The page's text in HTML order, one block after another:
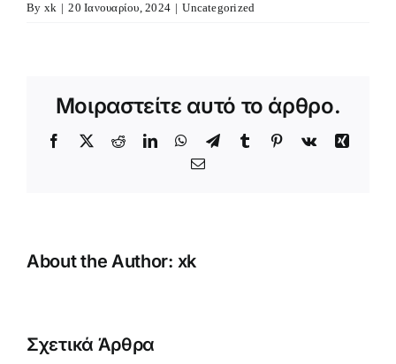
By xk | 20 Ιανουαρίου, 2024 | Uncategorized
Μοιραστείτε αυτό το άρθρο.
Facebook
X RedditLinkedInWhatsApp
TelegramTumblr Pinterest
Vk
Xing
Email
About the Author: xk
Σχετικά Άρθρα
Σεβασμιώτατος